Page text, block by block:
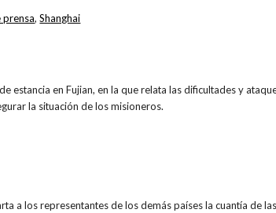
prensa,Shanghai
estancia en Fujian, en la que relata las dificultades y
la situación de los misioneros.
a los representantes de los demás países la cuantía de